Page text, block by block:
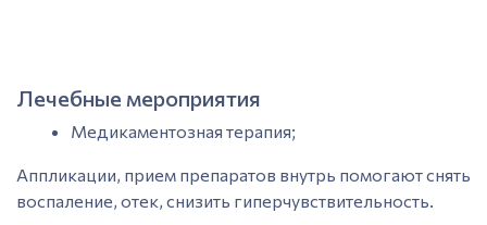
Лечебные мероприятия
Медикаментозная терапия;
Аппликации, прием препаратов внутрь помогают снять
воспаление, отек, снизить гиперчувствительность.